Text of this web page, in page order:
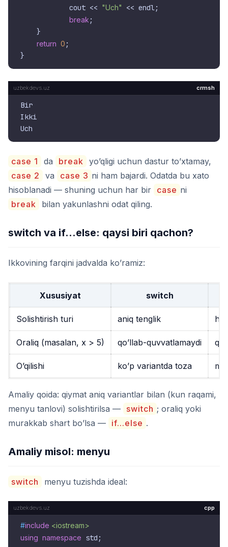
            cout <<
"Uch" << endl;
break ;
    }
return 0 ;
crmsh
Bir
Ikki
case 1 da break yo’qligi uchun dastur to’xtamay,
case 2
va case 3 ni ham bajardi. Odatda bu xato
hisoblanadi — shuning uchun har bir case ni
break
bilan yakunlashni odat qiling.
switch va if…else: qaysi biri qachon?
Ikkovining farqini jadvalda ko’ramiz:
Xususiyat switch
Solishtirish turi aniq tenglik
Oraliq (masalan, x > 5) qo’llab-quvvatlamaydi
O’qilishi ko’p variantda toza
Amaliy qoida: qiymat aniq variantlar bilan (kun raqami,
menyu tanlovi) solishtirilsa — switch ; oraliq yoki
murakkab shart bo’lsa — if...else .
Amaliy misol: menyu
switch menyu tuzishda ideal:
cpp
#include <iostream>
using namespace std;